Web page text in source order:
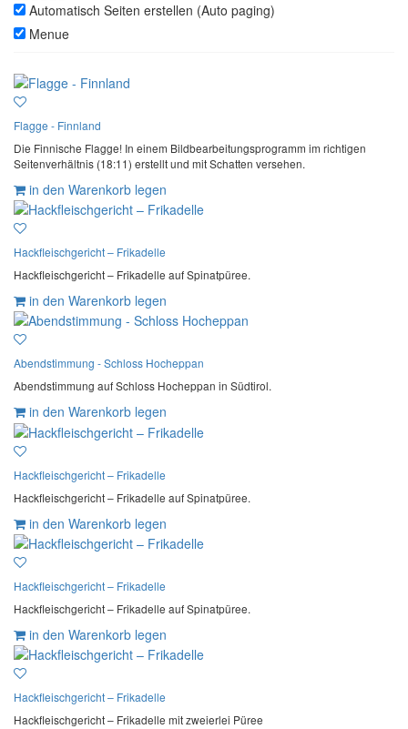
Automatisch Seiten erstellen (Auto paging)
Menue
Flagge - Finnland
Die Finnische Flagge! In einem Bildbearbeitungsprogramm im richtigen
Seitenverhältnis (18:11) erstellt und mit Schatten versehen.
in den Warenkorb legen
Hackfleischgericht – Frikadelle
Hackfleischgericht – Frikadelle auf Spinatpüree.
in den Warenkorb legen
Abendstimmung - Schloss Hocheppan
Abendstimmung auf Schloss Hocheppan in Südtirol.
in den Warenkorb legen
Hackfleischgericht – Frikadelle
Hackfleischgericht – Frikadelle auf Spinatpüree.
in den Warenkorb legen
Hackfleischgericht – Frikadelle
Hackfleischgericht – Frikadelle auf Spinatpüree.
in den Warenkorb legen
Hackfleischgericht – Frikadelle
Hackfleischgericht – Frikadelle mit zweierlei Püree